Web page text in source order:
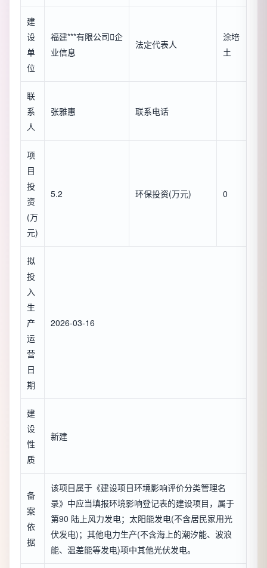
建
设
单
位
福建***有限公司企
业信息
法定代表人
涂培
土
联
系
人
张雅惠 联系电话
项
目
投
资
(万
元)
5.2 环保投资(万元) 0
拟
投
入
生
产
运
营
日
期
2026-03-16
建
设
性
质
新建
备
案
依
据
该项目属于《建设项目环境影响评价分类管理名
录》中应当填报环境影响登记表的建设项目，属于
第90 陆上风力发电；太阳能发电(不含居民家用光
伏发电)；其他电力生产(不含海上的潮汐能、波浪
能、温差能等发电)项中其他光伏发电。